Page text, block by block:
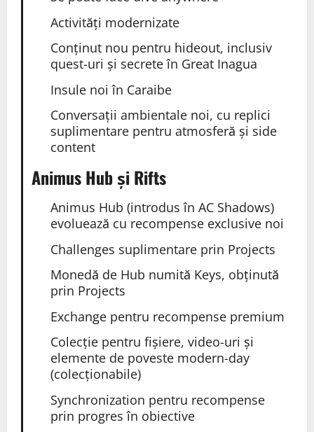
Activități modernizate
Conținut nou pentru hideout, inclusiv
quest-uri și secrete în Great Inagua
Insule noi în Caraibe
Conversații ambientale noi, cu replici
suplimentare pentru atmosferă și side
content
Animus Hub și Rifts
Animus Hub (introdus în AC Shadows)
evoluează cu recompense exclusive noi
Challenges suplimentare prin Projects
Monedă de Hub numită Keys, obținută
prin Projects
Exchange pentru recompense premium
Colecție pentru fișiere, video-uri și
elemente de poveste modern-day
(colecționabile)
Synchronization pentru recompense
prin progres în obiective